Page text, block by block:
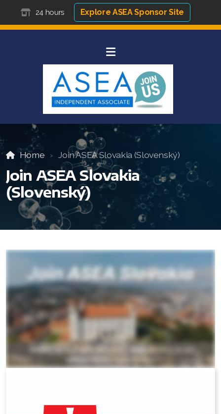
24 hours Explore ASEA Sponsor Site
Home Join ASEA Slovakia (Slovenský)
Join ASEA Slovakia
(Slovenský)
All ASEA Products
ASEA Redox Supplement
RENU 28